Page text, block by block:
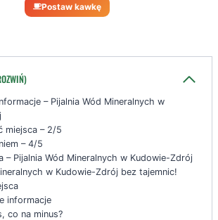
Postaw kawkę
– Pijalnia Wód Mineralnych w
miejsca – 2/5
– 4/5
– Pijalnia Wód Mineralnych w Kudowie-Zdrój
w Kudowie-Zdrój bez tajemnic!
informacje
co na minus?